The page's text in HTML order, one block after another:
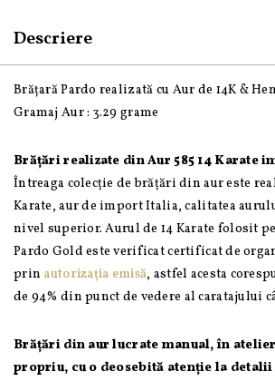
de
585
14K
Hematit
Descriere
Brățară Pardo realizată cu Aur de 14K &
Gramaj Aur : 3.29 grame
Brățări realizate din Aur 585 14 Karate
Întreaga colecție de brățări din aur este
Karate, aur de import Italia, calitatea
nivel superior. Aurul de 14 Karate folosit
Pardo Gold este verificat certificat de
prin autorizația emisă, astfel acesta
de 94% din punct de vedere al caratajului
Brățări din aur lucrate manual, în
propriu, cu o deosebită atenție la